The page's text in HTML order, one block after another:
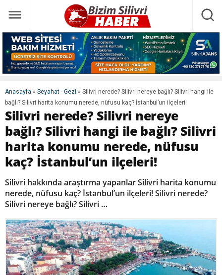
Anasayfa » Seyahat - Gezi » Silivri nerede? Silivri nereye bağlı? Silivri hangi ile
bağlı? Silivri harita konumu nerede, nüfusu kaç? İstanbul’un ilçeleri!
Silivri nerede? Silivri nereye
bağlı? Silivri hangi ile bağlı? Silivri
harita konumu nerede, nüfusu
kaç? İstanbul’un ilçeleri!
Silivri hakkında araştırma yapanlar Silivri harita konumu
nerede, nüfusu kaç? İstanbul’un ilçeleri! Silivri nerede?
Silivri nereye bağlı? Silivri …